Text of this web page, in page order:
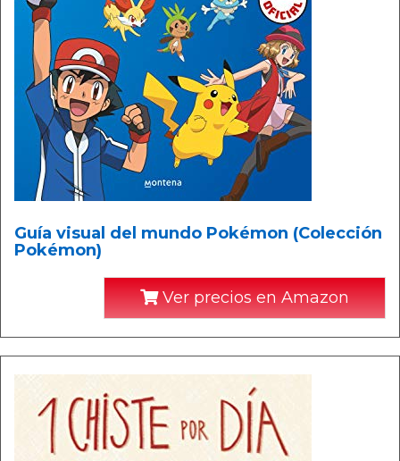
Guía visual del mundo Pokémon (Colección
Pokémon)
Ver precios en Amazon